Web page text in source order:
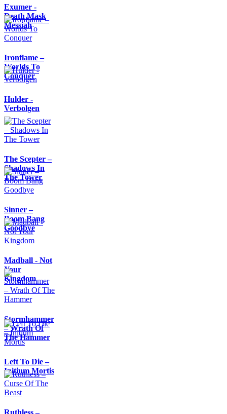
Exumer -
Death Mask
Messiah
Ironflame –
Worlds To
Conquer
Hulder -
Verbolgen
The Scepter –
Shadows In
The Tower
Sinner –
Boom Bang
Goodbye
Madball - Not
Your
Kingdom
Stormhammer
– Wrath Of
The Hammer
Left To Die –
Initium Mortis
Ruthless –